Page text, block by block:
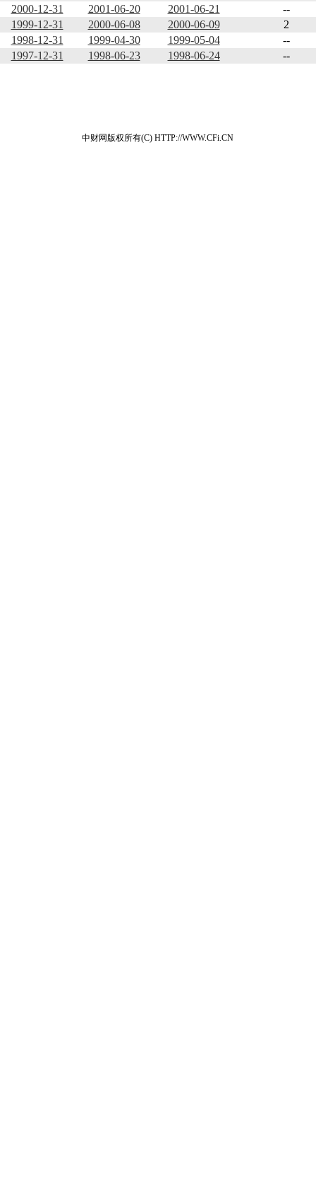
2000-12-31
2001-06-20 2001-06-21
--
1999-12-31
2000-06-08 2000-06-09
2
1998-12-31
1999-04-30 1999-05-04
--
1997-12-31
1998-06-23 1998-06-24 --
中财网版权所有(C) HTTP://WWW.CFi.CN